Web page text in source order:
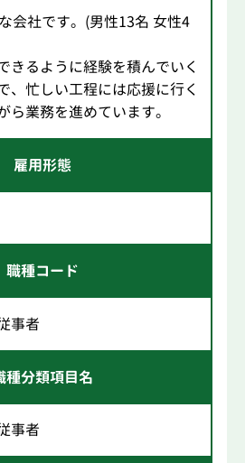
会社です。(男性13名 女性4
きるように経験を積んでいく
、忙しい工程には応援に行く
ら業務を進めています。
雇用形態
職種コード
事者
種分類項目名
事者